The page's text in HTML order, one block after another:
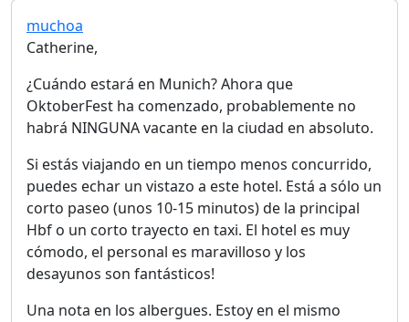
muchoa
Catherine,
¿Cuándo estará en Munich? Ahora que
OktoberFest ha comenzado, probablemente no
habrá NINGUNA vacante en la ciudad en absoluto.
Si estás viajando en un tiempo menos concurrido,
puedes echar un vistazo a este hotel. Está a sólo un
corto paseo (unos 10-15 minutos) de la principal
Hbf o un corto trayecto en taxi. El hotel es muy
cómodo, el personal es maravilloso y los
desayunos son fantásticos!
Una nota en los albergues. Estoy en el mismo